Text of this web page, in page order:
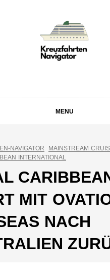
MENU
NAVIGATOR
MAINSTREAM
INTERNATIONAL
MIT
NACH